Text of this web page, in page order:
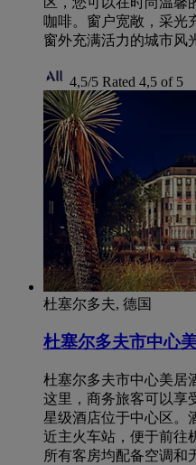
咖啡。窗户宽敞，采光
窗外充满活力的城市风
4,5/5 Rated 4,5 of 5
杜塞尔多夫, 德国
杜塞尔多夫市中心
杜塞尔多夫市中心美居
这里，商务旅客可以享
星级酒店位于中心区。
近主火车站，便于前往
所有客房均配备空调和